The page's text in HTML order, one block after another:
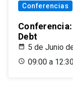
Conferencias
Debt
5 de Junio
09:00 a